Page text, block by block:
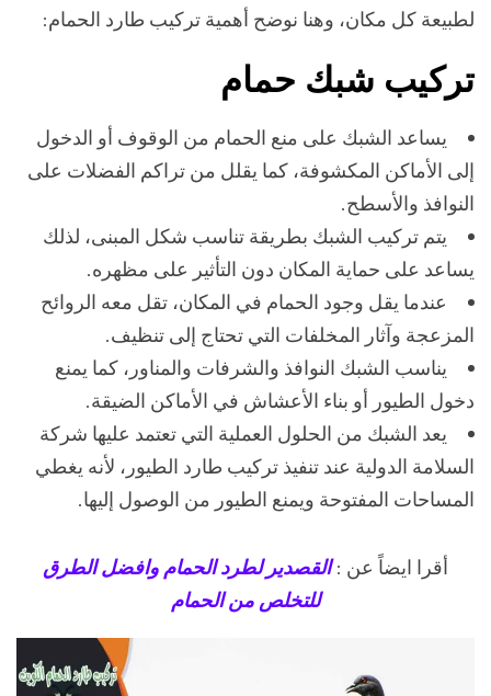
لطبيعة كل مكان، وهنا نوضح أهمية تركيب طارد الحمام:
تركيب شبك حمام
يساعد الشبك على منع الحمام من الوقوف أو الدخول
إلى الأماكن المكشوفة، كما يقلل من تراكم الفضلات على
النوافذ والأسطح.
يتم تركيب الشبك بطريقة تناسب شكل المبنى، لذلك
يساعد على حماية المكان دون التأثير على مظهره.
عندما يقل وجود الحمام في المكان، تقل معه الروائح
المزعجة وآثار المخلفات التي تحتاج إلى تنظيف.
يناسب الشبك النوافذ والشرفات والمناور، كما يمنع
دخول الطيور أو بناء الأعشاش في الأماكن الضيقة.
يعد الشبك من الحلول العملية التي تعتمد عليها شركة
السلامة الدولية عند تنفيذ تركيب طارد الطيور، لأنه يغطي
المساحات المفتوحة ويمنع الطيور من الوصول إليها.
أقرا ايضاً عن :القصدير لطرد الحمام وافضل الطرق
للتخلص من الحمام